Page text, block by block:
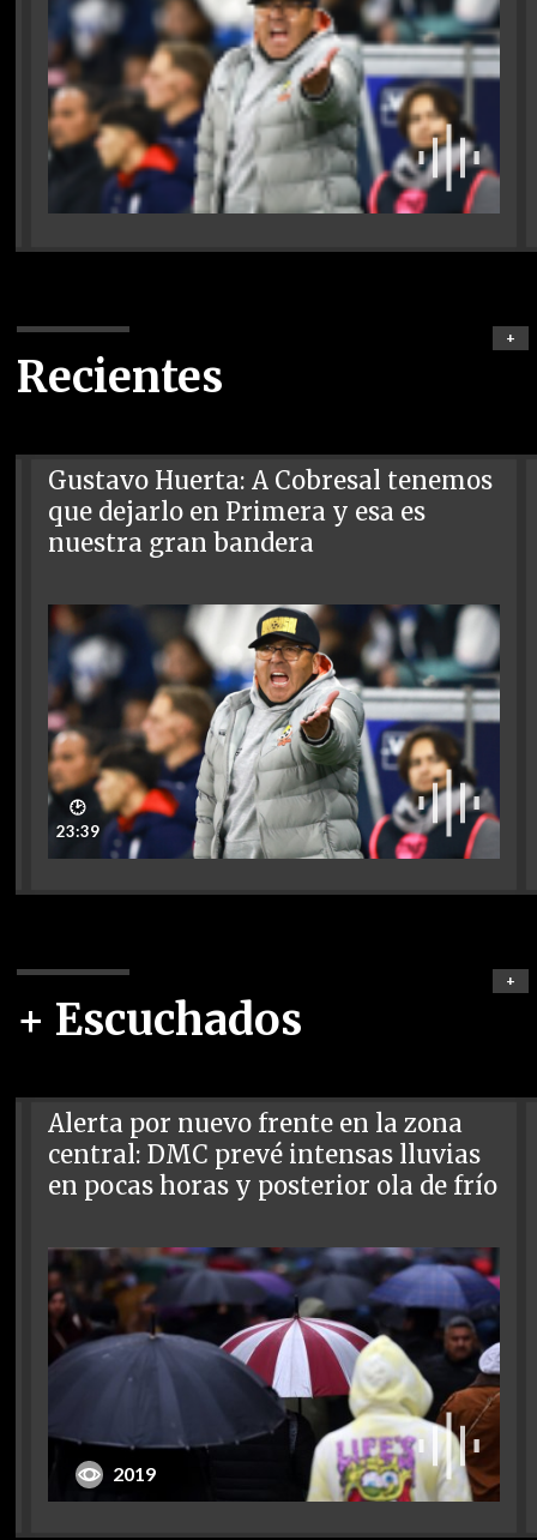
Recientes
+
Gustavo Huerta: A Cobresal tenemos
que dejarlo en Primera y esa es
nuestra gran bandera
🕑
23:39
+ Escuchados
+
Alerta por nuevo frente en la zona
central: DMC prevé intensas lluvias
en pocas horas y posterior ola de frío
2019